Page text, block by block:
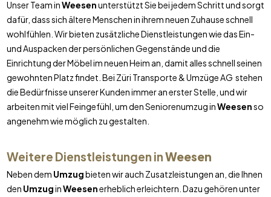
Unser Team inWeesenunterstützt Sie bei jedem Schritt und sorgt
dafür, dass sich ältere Menschen in ihrem neuen Zuhause schnell
wohlfühlen. Wir bieten zusätzliche Dienstleistungen wie das Ein-
und Auspacken der persönlichen Gegenstände und die
Einrichtung der Möbel im neuen Heim an, damit alles schnell seinen
gewohnten Platz findet. Bei Züri Transporte & Umzüge AG stehen
die Bedürfnisse unserer Kunden immer an erster Stelle, und wir
arbeiten mit viel Feingefühl, um den Seniorenumzug inWeesenso
angenehm wie möglich zu gestalten.
Weitere Dienstleistungen inWeesen
Neben dem Umzugbieten wir auch Zusatzleistungen an, die Ihnen
den UmzuginWeesenerheblich erleichtern. Dazu gehören unter